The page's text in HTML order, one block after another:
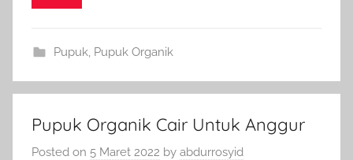
Pupuk, Pupuk Organik
Pupuk Organik Cair Untuk Anggur
Posted on 5 Maret 2022 by abdurrosyid